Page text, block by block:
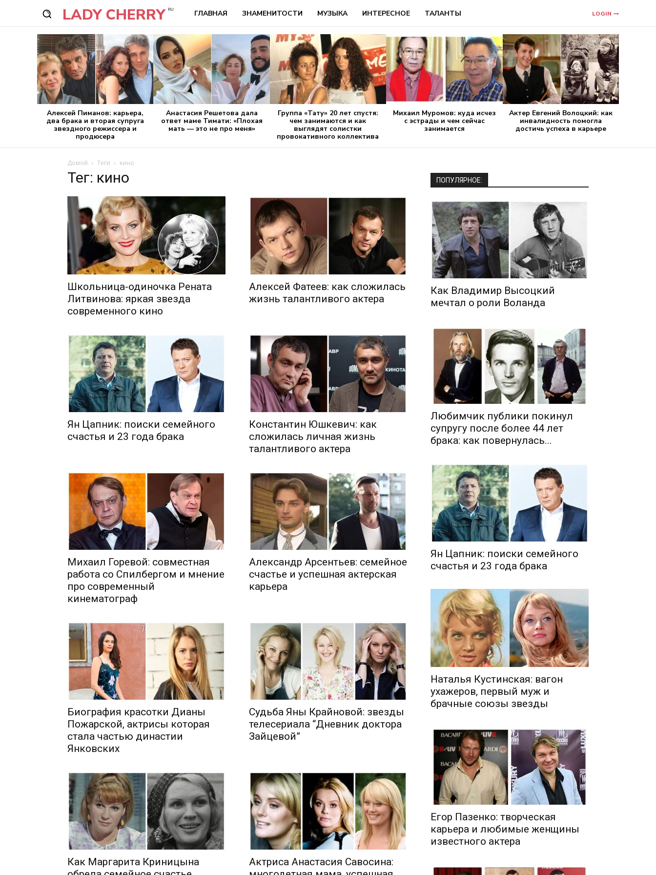
LADY CHERRY RU ГЛАВНАЯ ЗНАМЕНИТОСТИ МУЗЫКА ИНТЕРЕСНОЕ ТАЛАНТЫ LOGIN
Алексей Пиманов: карьера,
два брака и вторая супруга
звездного режиссера и
продюсера
Анастасия Решетова дала
ответ маме Тимати: «Плохая
мать — это не про меня»
Группа «Тату» 20 лет спустя:
чем занимаются и как
выглядят солистки
провокативного коллектива
Михаил Муромов: куда исчез
с эстрады и чем сейчас
занимается
Актер Евгений Волоцкий: как
инвалидность помогла
достичь успеха в карьере
Домой Теги кино
Тег: кино
Школьница-одиночка Рената
Литвинова: яркая звезда
современного кино
Алексей Фатеев: как сложилась
жизнь талантливого актера
Ян Цапник: поиски семейного
счастья и 23 года брака
Константин Юшкевич: как
сложилась личная жизнь
талантливого актера
Михаил Горевой: совместная
работа со Спилбергом и мнение
про современный
кинематограф
Александр Арсентьев: семейное
счастье и успешная актерская
карьера
Биография красотки Дианы
Пожарской, актрисы которая
стала частью династии
Янковских
Судьба Яны Крайновой: звезды
телесериала “Дневник доктора
Зайцевой”
Как Маргарита Криницына
Актриса Анастасия Савосина:
ПОПУЛЯРНОЕ:
Как Владимир Высоцкий
мечтал о роли Воланда
Любимчик публики покинул
супругу после более 44 лет
брака: как повернулась...
Ян Цапник: поиски семейного
счастья и 23 года брака
Наталья Кустинская: вагон
ухажеров, первый муж и
брачные союзы звезды
Егор Пазенко: творческая
карьера и любимые женщины
известного актера